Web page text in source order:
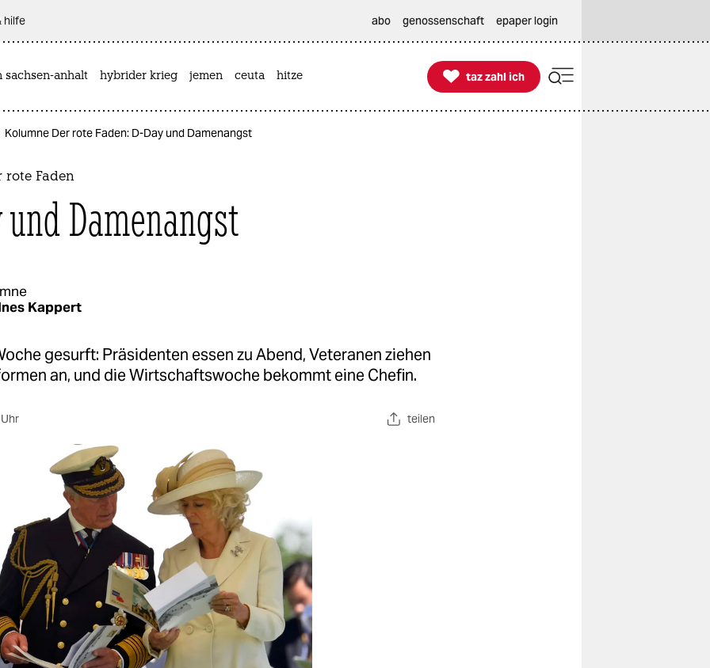
hilfe abo genossenschaft epaper login
sachsen-anhalt hybrider krieg jemen ceuta hitze 
taz zahl ich
taz zahl ich
Kolumne Der rote Faden: D-Day und Damenangst
rote Faden
und Damenangst
Kappert
gesurft: Präsidenten essen zu Abend, Veteranen ziehen
an, und die Wirtschaftswoche bekommt eine Chefin.
teilen